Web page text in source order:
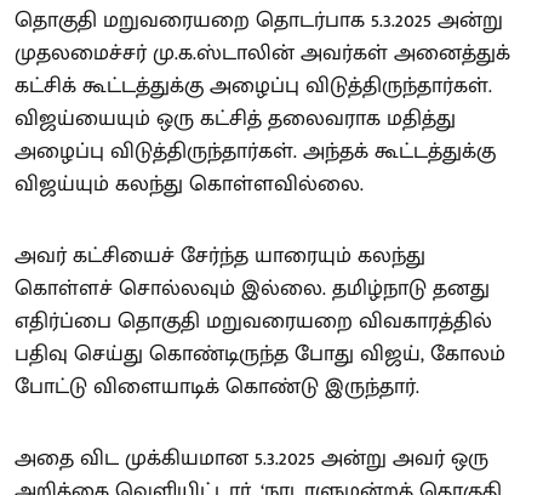
தொகுதி மறுவரையறை தொடர்பாக 5.3.2025 அன்று
முதலமைச்சர் மு.க.ஸ்டாலின் அவர்கள் அனைத்துக்
கட்சிக் கூட்டத்துக்கு அழைப்பு விடுத்திருந்தார்கள்.
விஜய்யையும் ஒரு கட்சித் தலைவராக மதித்து
அழைப்பு விடுத்திருந்தார்கள். அந்தக் கூட்டத்துக்கு
விஜய்யும் கலந்து கொள்ளவில்லை.
அவர் கட்சியைச் சேர்ந்த யாரையும் கலந்து
கொள்ளச் சொல்லவும் இல்லை. தமிழ்நாடு தனது
எதிர்ப்பை தொகுதி மறுவரையறை விவகாரத்தில்
பதிவு செய்து கொண்டிருந்த போது விஜய், கோலம்
போட்டு விளையாடிக் கொண்டு இருந்தார்.
அதை விட முக்கியமான 5.3.2025 அன்று அவர் ஒரு